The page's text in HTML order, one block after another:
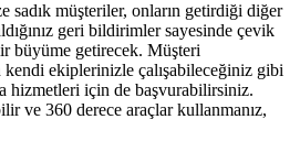
sadık müşteriler, onların getirdiği diğer
geri bildirimler sayesinde çevik
büyüme getirecek. Müşteri
ekiplerinizle çalışabileceğiniz gibi
hizmetleri için de başvurabilirsiniz.
ve 360 derece araçlar kullanmanız,